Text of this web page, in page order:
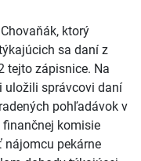
ktorý
sa daní z
tejto zápisnice. Na
uložili správcovi daní
pohľadávok v
komisie
nájomcu pekárne